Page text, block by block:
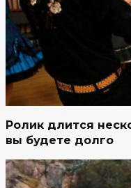
Ролик длится
вы будете долго